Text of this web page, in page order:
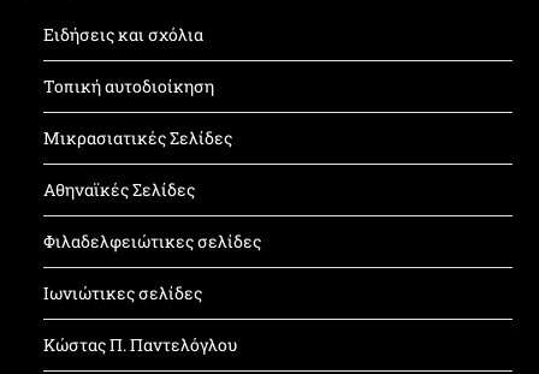
Ειδήσεις και σχόλια
Τοπική αυτοδιοίκηση
Μικρασιατικές Σελίδες
Αθηναϊκές Σελίδες
Φιλαδελφειώτικες σελίδες
Ιωνιώτικες σελίδες
Κώστας Π. Παντελόγλου